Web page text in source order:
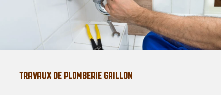
TRAVAUX DE PLOMBERIE GAILLON